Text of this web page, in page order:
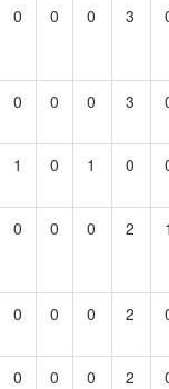
0 0 0 3
0 0 0 3
1 0 1 0
0 0 0 2
0 0 0 2
0 0 0 2